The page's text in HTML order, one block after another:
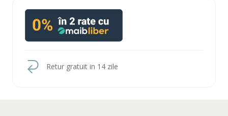
Retur gratuit in 14 zile